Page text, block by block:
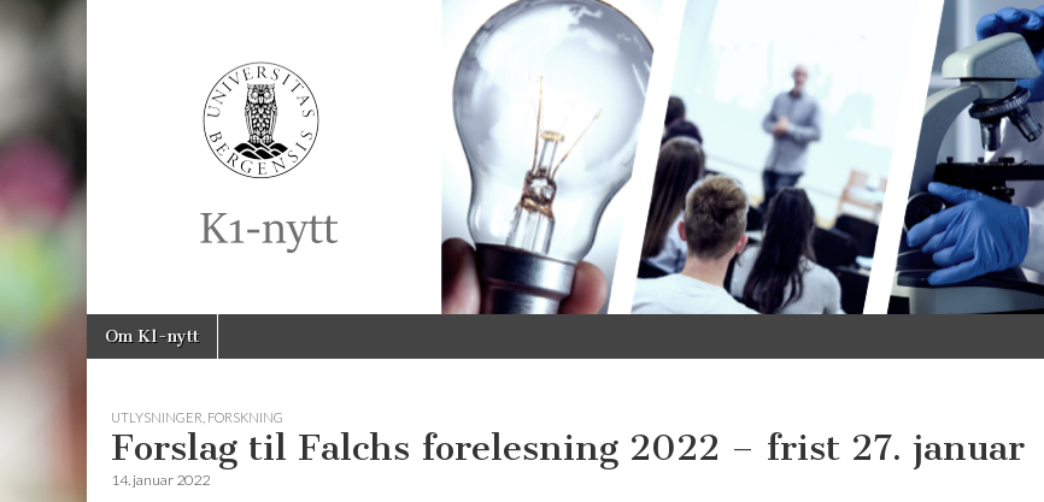
K1-
Nytt
Main
menu
Skip
Om K1-nytt
UTLYSNINGER FORSKNING
Forslag til Falchs forelesning 2022 – frist 27. januar
14. januar 2022